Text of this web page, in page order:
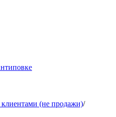
клиентами (не продажи)/